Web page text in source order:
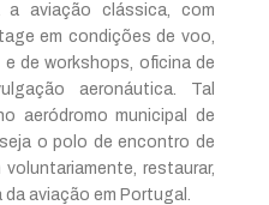
a aviação clássica, com
em condições de voo,
de workshops, oficina de
aeronáutica. Tal
aeródromo municipal de
o polo de encontro de
restaurar,
aviação em Portugal.